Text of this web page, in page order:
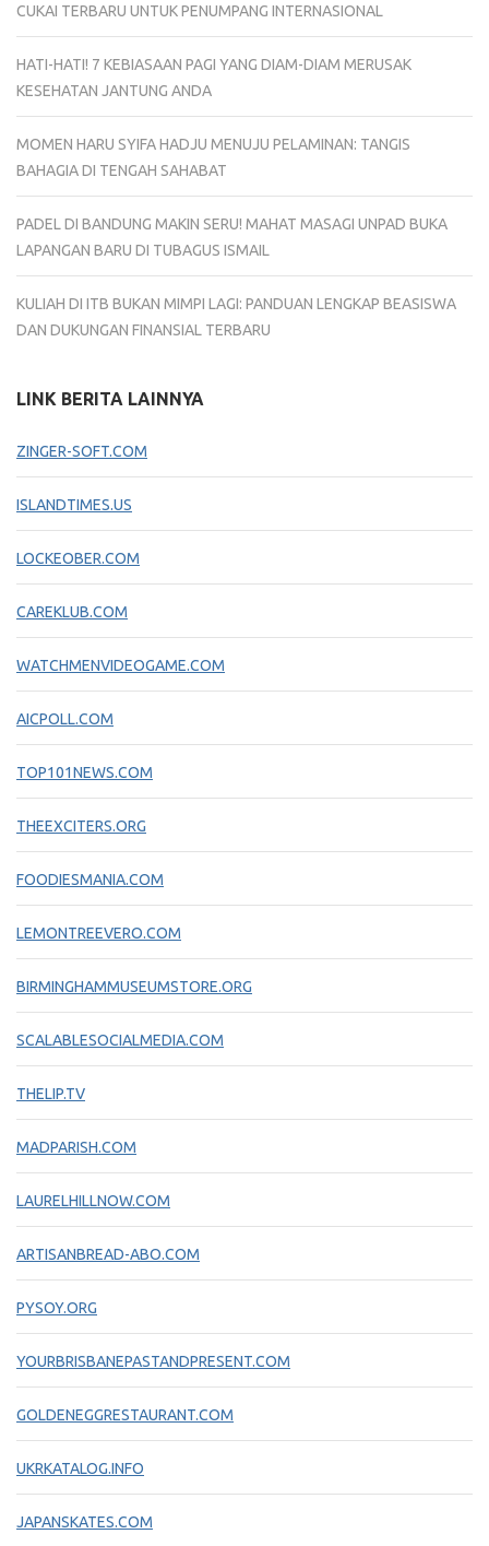
CUKAI TERBARU UNTUK PENUMPANG INTERNASIONAL
HATI-HATI! 7 KEBIASAAN PAGI YANG DIAM-DIAM MERUSAK
KESEHATAN JANTUNG ANDA
MOMEN HARU SYIFA HADJU MENUJU PELAMINAN: TANGIS
BAHAGIA DI TENGAH SAHABAT
PADEL DI BANDUNG MAKIN SERU! MAHAT MASAGI UNPAD BUKA
LAPANGAN BARU DI TUBAGUS ISMAIL
KULIAH DI ITB BUKAN MIMPI LAGI: PANDUAN LENGKAP BEASISWA
DAN DUKUNGAN FINANSIAL TERBARU
LINK BERITA LAINNYA
ZINGER-SOFT.COM
ISLANDTIMES.US
LOCKEOBER.COM
CAREKLUB.COM
WATCHMENVIDEOGAME.COM
AICPOLL.COM
TOP101NEWS.COM
THEEXCITERS.ORG
FOODIESMANIA.COM
LEMONTREEVERO.COM
BIRMINGHAMMUSEUMSTORE.ORG
SCALABLESOCIALMEDIA.COM
THELIP.TV
MADPARISH.COM
LAURELHILLNOW.COM
ARTISANBREAD-ABO.COM
PYSOY.ORG
YOURBRISBANEPASTANDPRESENT.COM
GOLDENEGGRESTAURANT.COM
UKRKATALOG.INFO
JAPANSKATES.COM